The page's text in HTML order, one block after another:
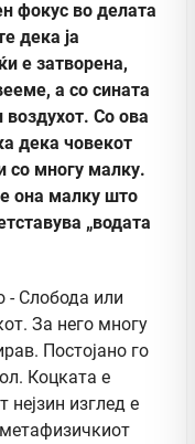
фокус во делата
дека ја
е затворена,
а со сината
воздухот. Со ова
дека човекот
со многу малку.
она малку што
„водата
- Слобода или
За него многу
Постојано го
Коцката е
нејзин изглед е